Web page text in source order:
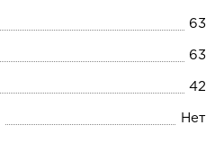
63
63
42
Нет